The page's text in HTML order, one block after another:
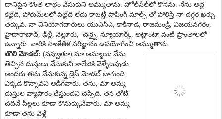
దానిపైన కొంత లాభం వేసుకుని అమ్ముతాను. హోల్‌సేల్‌లో కొన‌ను. నేను అద్దె
క‌ట్టేది, షోరుమ్‌లలో పెట్టేది లేదు కాబట్టి షాపింగ్ మాల్స్ తో పోలిస్తే నా దగ్గర ఖర్చు
తక్కువ. నా వినియోగ‌దారులు యుఎస్ఎ, కాకినాడ‌, రాజ‌మండ్రి, విజ‌య‌న‌గ‌రం,
హైదారాబాద్‌, ఢిల్లీ, నెల్లూరు, చెన్నై, న్యూయార్క్‌, అట్లాంటా వంటి ప్రాంతాల‌లో
ఉన్నారు. వారికి సాంకేతిక పరిజ్ఞానం ఉపయోగించి అమ్ముతాను.
తొలి మోడల్: (నవ్వుతూ) మా అమ్మాయి నేను
తెచ్చిన దుస్తులు వేసుకుని కాలేజికి వెళ్ళేట‌పుడు
అందరు తను వేసుకున్న డ్రెస్ మోడ‌ల్‌ బాగుంది.
ఎక్కడ కొన్నావని అడిగేవారు. తను, మా అమ్మ
దుస్తుల వ్యాపారం చేస్తుందని చెప్పేది. తన తోటి
చదివే పిల్లలు కూడా కొనుక్కునేవారు. మా అమ్మ
కూడా త‌ను వెళ్లే